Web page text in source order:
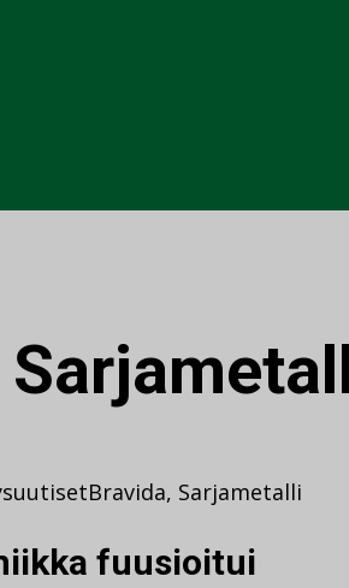
Bravida, Sarjametalli
fuusioitui